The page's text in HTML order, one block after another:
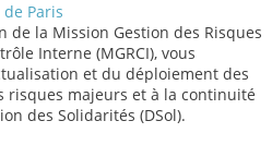
Paris
de la Mission Gestion des Risques
Interne (MGRCI), vous
et du déploiement des
risques majeurs et à la continuité
des Solidarités (DSol).